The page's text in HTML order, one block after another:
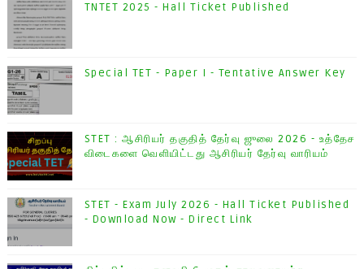
TNTET 2025 - Hall Ticket Published
Special TET - Paper I - Tentative Answer Key
STET : ஆசிரியர் தகுதித் தேர்வு ஜுலை 2026 - உத்தேச
விடைகளை வெளியிட்டது ஆசிரியர் தேர்வு வாரியம்
STET - Exam July 2026 - Hall Ticket Published
- Download Now - Direct Link